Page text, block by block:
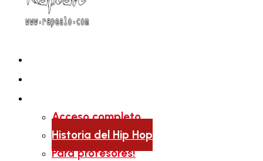
Acceso completo
Historia del Hip Hop
Para profesores!